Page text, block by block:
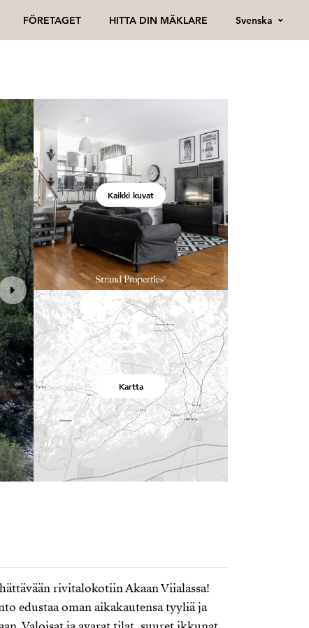
FÖRETAGET HITTA DIN MÄKLARE Svenska
Kaikki kuvat
Kartta
rivitalokotiin Akaan Viialassa!
edustaa oman aikakautensa tyyliä ja